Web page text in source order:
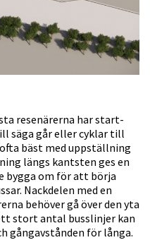
resenärerna har start-
säga går eller cyklar till
bäst med uppställning
längs kantsten ges en
bygga om för att börja
Nackdelen med en
behöver gå över den yta
stort antal busslinjer kan
gångavstånden för långa.